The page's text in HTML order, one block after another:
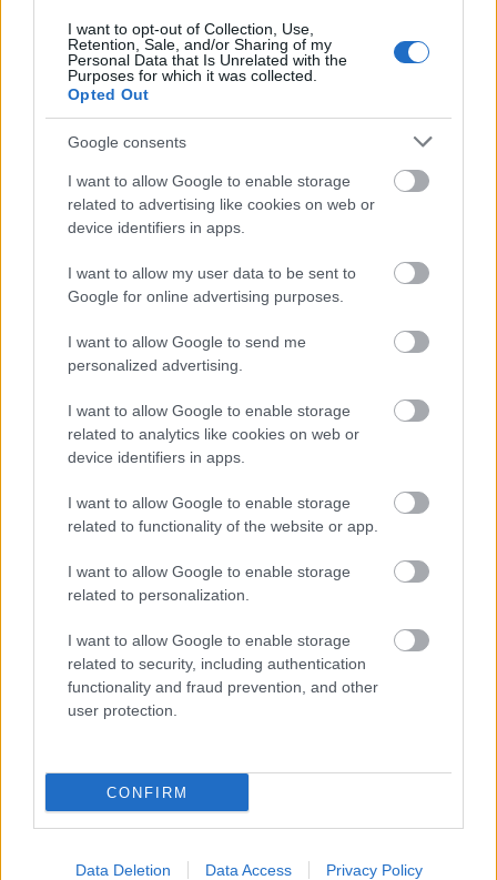
I want to opt-out of Collection, Use,
Retention, Sale, and/or Sharing of my
Personal Data that Is Unrelated with the
Purposes for which it was collected.
Opted Out
Google consents
I want to allow Google to enable storage
related to advertising like cookies on web or
device identifiers in apps.
I want to allow my user data to be sent to
Google for online advertising purposes.
I want to allow Google to send me
personalized advertising.
I want to allow Google to enable storage
related to analytics like cookies on web or
device identifiers in apps.
I want to allow Google to enable storage
related to functionality of the website or app.
I want to allow Google to enable storage
related to personalization.
I want to allow Google to enable storage
related to security, including authentication
functionality and fraud prevention, and other
user protection.
CONFIRM
Data Deletion Data Access Privacy Policy
Fotó: en.wikipedia.org
Winchester a 2000-es évek elején költözött
vissza az Egyesült Államokba. Otthonában, a
Virginia állambeli Charlottesville-ben
vesztette életét. Halálhírét hivatalos
Forrás: The Guardian